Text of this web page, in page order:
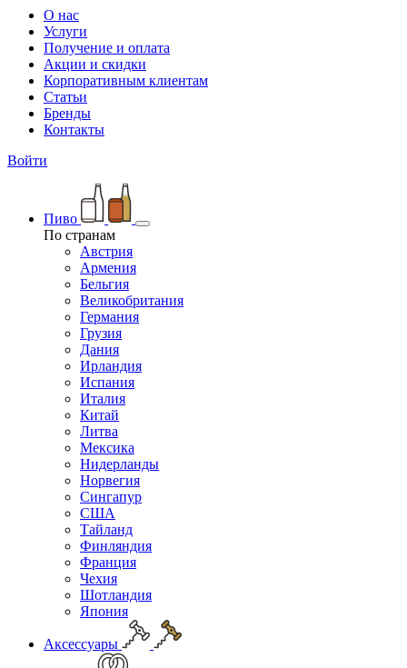
О нас
Услуги
Получение и оплата
Акции и скидки
Корпоративным клиентам
Статьи
Бренды
Контакты
Войти
Пиво
По странам
Австрия
Армения
Бельгия
Великобритания
Германия
Грузия
Дания
Ирландия
Испания
Италия
Китай
Литва
Мексика
Нидерланды
Норвегия
Сингапур
США
Тайланд
Финляндия
Франция
Чехия
Шотландия
Япония
Аксессуары